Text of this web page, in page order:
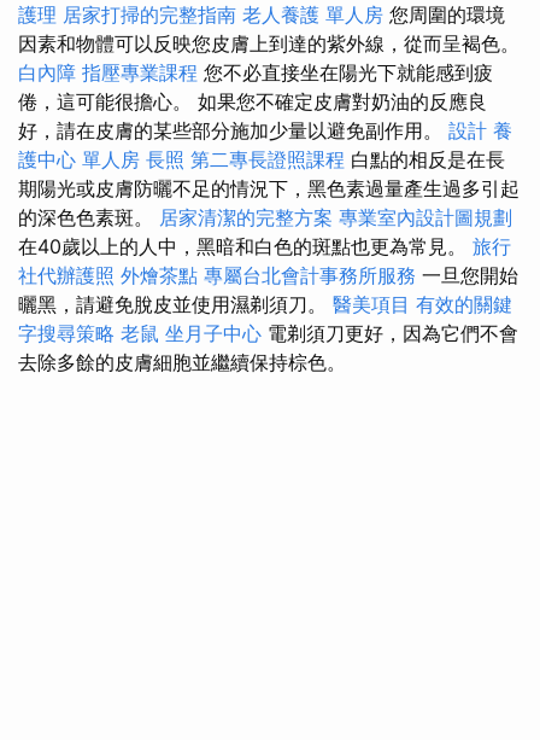
護理 居家打掃的完整指南 老人養護 單人房 您周圍的環境
因素和物體可以反映您皮膚上到達的紫外線，從而呈褐色。
白內障 指壓專業課程 您不必直接坐在陽光下就能感到疲
倦，這可能很擔心。 如果您不確定皮膚對奶油的反應良
好，請在皮膚的某些部分施加少量以避免副作用。 設計 養
護中心 單人房 長照 第二專長證照課程 白點的相反是在長
期陽光或皮膚防曬不足的情況下，黑色素過量產生過多引起
的深色色素斑。 居家清潔的完整方案 專業室內設計圖規劃
在40歲以上的人中，黑暗和白色的斑點也更為常見。 旅行
社代辦護照 外燴茶點 專屬台北會計事務所服務 一旦您開始
曬黑，請避免脫皮並使用濕剃須刀。 醫美項目 有效的關鍵
字搜尋策略 老鼠 坐月子中心 電剃須刀更好，因為它們不會
去除多餘的皮膚細胞並繼續保持棕色。